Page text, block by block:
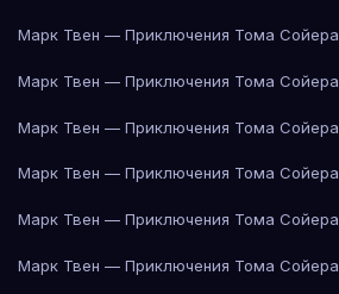
Марк Твен — Приключения Тома Сойера
Марк Твен — Приключения Тома Сойера
Марк Твен — Приключения Тома Сойера
Марк Твен — Приключения Тома Сойера
Марк Твен — Приключения Тома Сойера
Марк Твен — Приключения Тома Сойера